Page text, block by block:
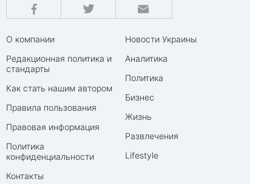
О компании
Редакционная политика и
стандарты
Как стать нашим автором
Правила пользования
Правовая информация
Политика
конфиденциальности
Контакты
Новости Украины
Аналитика
Политика
Бизнес
Жизнь
Развлечения
Lifestyle